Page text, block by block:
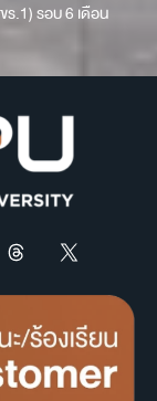
.1) รอบ 6 เดือน